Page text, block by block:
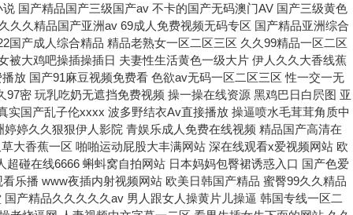
电影 欧美精品亚洲精品日韩专 国产jjizz女人多水 欧美在线不卡视频一二三 亚洲精品二区360偷拍 亚洲chinese男男gay1069 亚洲中文字幕无码永久免弗 国产第一页浮力影院草草 日本一区二区久久人妻高清 手机看成人a片无无码不要 国产av偷闻女邻居内裤被发现 边啃奶头边躁狠狠躁A片 操死我小逼逼网 国产伦精品一区二区三区 国产激情久久久久影院魅 天天操天天操天天爽天天 无av岛国片在线观看 被插喷在线播放 男人捅女人国产精品网址 一本精品99久久精品77 自拍偷拍免费视频夜福利 888裸体艺术大胆视频 色哟哟亚洲精品一区二区三 日韩美女av在线一区二区 日本中文字幕免费在线视频 巴西肥妇大屁屁 少妇高潮久久久久久一区 丁香色婷婷基地中文字幕 黑色丝袜无码中中文字幕 美国性感美女抠逼直播视频 伊人亚洲大杳蕉色无码 久久伊人少妇熟女伊人精品 成人自拍视:频在线观看 男女生内射视频外国网站 18成熟女人牲交片视频 午夜精品一区二区三区 免费无码精品黄AV电影 日韩午夜精品视频一区二区 精品国产无套白浆一区二区 亚洲无码在线 啊啊啊啊啊使劲干我视频 插美女老师阴道在线马同 青娱乐性爱AV 亚洲国产中文欧美日韩av在线 国产精品青草久久久久福利 国产午夜福利短视频在线观看 黄色av网站免费在线观看 中文无码小电影 大鸡巴艹人视频在线播放 国产日韩欧美精品线路一区 骚货撅起屁股求操逼视频 jiZZ丰满农村胖女人 一本大道久久精品 调教 老女人黄色操大骚逼录像 久久久久久亚洲国产精品 丰满少妇被强入在线观看 骚逼破处啊啊啊免费视频 免费在线观看日韩精品视频 日韩精品电影在线一区二区 黄喷水美女网站在线观看 欧美饥渴熟妇高潮喷水水 野花香视频在线观看免费高清版 国产日韩精品中文字无码 欧美一区二区三区视视频 漫画男生舔女生私密部位 超碰手机在线观看亚洲色图 精品日韩欧美区一区二区三 五十路六十路七十路熟妇 国产免费观看久久黄av片 大肉棒插入逼穴里的视频 我要看美女光腚操逼大片 久久蜜臀av一区二区三区 嗯嗯啊嗯舔视频 国产日本一区二区三区久久 在线播放韩a级无码片 欧美成狂野欧美在线观看 99热久久精品最新地址 亚洲一区在线看性色av 男生和女生吊鸡 日本熟妇无码亚洲a人片 久久99精品久久只有精品 日本免费一区二区野花视频 国产精品自在拍首页视频 人妻激情另类乱人伦人妻 国产h视频在线观看高清 欧美xxxx做受欧美gay 亚洲AV一本岛在线播放 免费真h视频网站无码 乱子伦一区二区三区 校草被两个混混脱裤玩J 偷妻之寂寞难耐69分钟 用大鸡巴操美女屁股视频 天天综合天天综合色在线 日本做受高潮好舒服视频 欧美一欧美一区二三区性 国产精品成人无码视频 日韩精品无码一区二区中文字幕 亚洲天堂色吧一区二区三区 反差婊调教h文 国产毛片久久久内射精品 夫妻性生活黄色一级大片 一区二区三区成人色影院 女生屁眼100%无遮挡 成人免费午夜a大片在线 日本在线精品视频一区二区 欧美永久精品免费nba 国内精品久久人妻互换 假鸡巴插逼视频 啊啊啊不要视频在线观看 亚洲欧洲精品中文字幕在线 精品伊人久久久 男生戳女生小穴免费网站 男女生操逼视频免费观看 6080yy私人影院无码专区 北野のぞみ496在线精品 jul中文字幕一区二区 国产精品一区二区久久hs 亚洲欧美色视频 xxxxx大胸 老师穿丝袜让我干逼视频 性爱a片高清无码免费看 大黑逼电影网站 日韩黄色精品一级a久久 女生骚逼 免费黄色网站 绿奴国产区一区二区三区 大鸡巴插小穴穴高清视频 玩两个丰满老熟女久久网 亚洲AⅤ无码无在线观看 91亚洲国产成人精品看片 几个农民工一起吃我奶头 国产精品色视频ⅩXXX 鸡吧好大操闺蜜免费视频 午夜永久精品视频在线看 国产乱人伦AV在线无码 男人猛进出女人下面视频 653国产精品中文字幕 免费观看欧美一级牲交片 女女女女女女毛橾橾逼逼 欧美成人免费不卡在线观看 日本免费一区久久人人澡 日本未满十八18禁止免费 无码精品国产d在线观看 dxj在线视频免费观看 日本熟妇XXⅩXX潮喷 中文字幕无码亚洲a人片 成人综合区另类小说区 性色欲网站人妻丰满中文久久不卡 最新网址日韩中文字幕国产 亚洲av人片不卡无码久久 啪啪运动屁股大丰满网站 人人妻人人澡人人爽精品日 久久亚洲精品成人av无码网站 日本精品欧美精品亚洲精品 久久精品成人免费观看三 骚逼抠逼啊啊啊 亚洲高清专区 加勒比系列精品无码专区 欧美日韩国产综合在线观看 天海翼一区二区三区免费 欧美少妇xxx 精品国产免费污污网站入口 18禁黄色插入嫩逼白浆 成人网站色情WWW免费 欧美性大战。久久久久久 操逼逼逼逼逼逼逼逼逼逼 欧美不卡视频一区二区三区 中国精品va免费黄色大片 男人狂操女人大骚逼视频 北条麻妃av全部免费看 国产精品成人无码视频 亚洲国产精品成人久久网站 欧美九一精品久久久熟妇 大鸡巴强奸女人视频欧美 日韩97精品一区二区三区 大屁股美女一区二区三区 骚逼女教师被大鸡巴猛操 亚洲精品国产精品乱码不卡 99久99久久久精品齐齐 白丝娇喘高潮抽搐喷白浆 97青娱乐青娱乐色婷婷 国产av最新精品自在自线 女的b在线观看免费视频 欧美日韩精品suv人妻 日本三级韩国三级欧美三级 欧美亚洲综合视频在线观看 国产亚洲精品久久久久蜜臀 亚洲区欧美区图片区小说区 国产精品久久成人网站 亚洲欧美日韩在线一区 久久亚洲av成人一二三区 国产av麻豆精品第一页 欧美大鸡吧肏大屄直播间 爱抚视频国产精品一区二区 亚洲视频中文字幕在线观 男人插进女人阴道真人片 成人男女做爰免费视频网 大鸡巴操BB色免费视频 狠婷婷精品无码亚洲中出 亚洲AV无码精品狠狠爱 日韩一区二区三区北条麻妃 嗯~啊~慢点视频免费看 亚洲中文字幕一区二区乱码 日本免费播放一区二区视频 男人的天堂日韩av在线 gogogo高清在线日本 五月婷婷亚洲激情综合网 99久久精品美女高潮喷水 国产美女被高潮免费网站 天天躁日日躁狠狠躁av麻豆 青青草青娱娱乐 国产黄在线观看免费观看 四十路の五十路熟女豊満 伦h望h女h高 日批视频大全1000部 久久人人做人人妻人人玩 免费现黄频在线观看国产 91扒开骚逼被大鸡八操 成年18禁A片在线看网站 国产精品久久久久久有女 日韩在线一区二区三区在线 免费的污污的网站在线观看 欧美精品精精品免费视频 日日摸日日踫夜夜爽无码 免费的肉屄视频 欧美老人性狂猛bbbbb 欧美亚洲三级片 97人妻天天爽夜夜爽二区 国产精品久久久久久久人热 精品你懂的视频在线网站 97资源国产精 亚洲黑丝袜极品集合av 我要看日逼视频黄色网站 小泽玛利亚家庭教师在线 日本动漫精品v毛片大全 国产大量女主播精品视频 亚洲美女高潮久久久久电影 一级毛片特级毛片免费的 十八禁啪啦拍无遮拦视频 男人插女人骚逼免费视频 久热精品视频一区二区三区 日韩精品电影一区二区三区 成人免费ā片在线观看 打鸡巴操插逼逼 亚洲av无码专区色爱天堂老鸭窝 午夜精品久久久内射近拍高清 在线观看黄色黄色网站骚 你懂的在线视频亚洲国产 亚洲中文久久精品无码1 日本爱情电影高清完整版 成无遮挡动漫视频免费看 久久精品国产品牌三级片 亚洲精品国产精华液 极品女神西比尔久久精品 男人跟女人操黄片儿操逼 久久免费看少妇高潮免费 jk白丝高中小仙女自慰 国产精品无码无需播放器 欧美日韩一道免 成·人免费视频在线观看 成年人观看视频黄色不卡 日本a视频在线播放不卡 无码欧精品亚洲日韩一区 精品呦女91集 国产成人一区二区免费不卡视频 别揉我奶头一区二区三区 久热久热精品视频在线观看 操你逼逼CCCaAav 国产黄潮黄免费在线观看 999国产精品999久久久久久 极品粉嫩小泬20p自慰 色欲av无码一区二区三区 无码人妻一区二区三区免费 大鸡巴操屄电影 国产成人av一区二区三 日韩一级片免费在线观看 哈好舒服哈好不要的视频 午夜簧片簧片簧片簧片av 亚洲国产精品久久久久秋霞 日批视频高潮好爽大鸡巴 国产精品成人va在线观 女B肥B小BB在线观看 亚洲国产制服丝袜无av 一本高清欧美一区二区三区 黄色视频啊好大 女生屁眼100%无遮挡 进去美女馒头穴 少妇乱子伦精品无码专区 国产黄色三级三级三级视频 精品国产福利在线视频 欧美熟妇乱xxxxx真实 艹骚逼变态网站 激情无码人妻又粗又大 国产污三级网站在线观看 亚洲AV一本岛在线播放 大机巴橾大逼真人棵体视 国产精品sp调教打屁股 久热久热精品视频在线观看 久久免费看少妇a级黄片 新疆地区92号汽油价格 成人啊嗯嗯视频 国产亚洲精品线观看不卡 宅男影视色一区二区三区 亚洲大片免费看 久久综合亚洲鲁鲁五月天 av网站免费播放 有码 欧美成人免费不卡在线观看 性夜影院爽黄A爽在线看 动漫精品第一区二区三区 日本免费一区二区三区高清视频 99久久精品国产一区二 美女视频在线观看免费观看 国产欧美一级二区在线观看 鸡鸡操逼逼黄色视频蜜乳 欧美肉感久久6 老司机亚洲精品影院在线 欧美性暴力变态XXXX 亚洲综合国产精品第一页 手机av五月天男人天堂 成年人日本黄色网站大全 性感体操服被操视频免费 中文字幕人妻丝袜美腿乱 《年轻的寡妇》中文字幕 欧美侏儒XXx 欧美日韩v在线观看不卡 国产汉语大鸡巴操逼视频 国产精品va在线观看无 免费又爽又大又高潮视频 国产三级日皮片 精品呦女91集 青青草原人成视频在线观看 狠狠躁夜夜躁人人爽超碰97香蕉 熟妇人妻一区二区三区四区 免费男女日比网 女人被男人爽到呻吟的视频 97国产精品三级视频播放 操死你骚逼视频 激情偷乱人伦小说免费看 九九热这里只有精品18 骚货鸡巴视频淫 日本高清在线一区二区视频 久久亚洲精?无码观看不 亚洲精品无aⅴ片影音先锋 免费观看操小逼 高清中文字幕男人的天堂 成人av中文解说水果派 国产精品国产精品免费成人 被操逼视频动漫 性感体操服被操视频免费 鲁大师影院一区二区三区 国产又黄又爽又湿的免费网站 亚洲中文日韩欧美狠狠爱 亚洲潮喷大喷水系列无码 成人欧美一区二区三区在线观看 青青操在线视频 国产91色综合久久婷婷 自拍偷拍 视频一区二区 啊轻点好爽重磅泄露视频 女子被岔开嫩逼免费观看 美女视频免费的黄的喷水 国产成人艳妇aa视频在线 北条麻妃av全部免费看 性夜影院爽黄A爽在线看 欧美性刺激性三级视频在线 欧美日韩免进入 国产第二十一页 国内精品77777水潮 精品人妻一区二区三区, 淫视频观看免费 操逼逼逼逼逼逼逼逼逼逼 午夜福利三级理论电影 国产精品久久久中文字幕 国产精品秘 AV在线安 91扒开骚逼被大鸡八操 国产中文字幕无码av天堂 国产对白真实伦视频在线 人妻色中文字幕久久偷偷 久久久精品成人免费观看国产 欧美伊香蕉久久综合网99 免费看无码片A 久久久久久久久熟女av 色婷婷狠狠久久综合五月 国内精品久久波多野结衣 国产精品日韩欧美一区二区三区 又粗又硬又刺激无码免费 欧美日韩精品成人在线观看 青娱乐成人免费在线视频 插逼逼吃瓜视频 亚av日av天堂影片人人网 99视频久久久 a国产在线观看 人人爽爽人人插插插人人 午夜大片爽爽爽一区二区 久久久久A级毛片免费看 很污很黄的网站在线观看 色屁屁精品一区二区三区 色欲AⅤ亚洲情无码AV 国产成人综合亚洲天堂的 大学生一级毛片 在线观看的av网站 久SE精品一区二区三区 精品女同同性视频在线网 美女被操逼流水调教视频 国产免费看a片好大好爽 久久久久亚洲精品国产粉嫩 国产猛烈高潮喊叫视频 女人喷液抽搐高潮视频, 97久久久久久人妻精品 老少配hd牲交 日本爆乳在线观看中文版 日本精品视频在线观看一区 久久亚洲中文字幕不卡一二区 777米奇久久最新地址 色老汉影院一区二区三区 黄色视频毛片啊啊啊操B 鸡巴操洞穴在线视频播放 俄罗斯裸女掰屄肏屄视频 性感小骚货在线吃大鸡巴 国产成人av大片大片在线播放 国产无遮挡免费视频免费 暖暖视频免费观看最新期 国产av一区二区三区精品 成年男女的免费视频网站 午夜成人无码毛 亚洲天2021成码精在 亚洲视频中文字幕在线观 帅哥男女操网站 综合亚洲AV图片区 欧美日韩一区二区三区大片 欧洲AAAAA特级毛片 乌克兰美女在线视频一区 热久久这里只有精品网址 久久久精品视频直接观看 国产美妇口爆深喉视频区 欧美一区二区三区视频在线 亚洲尤物内射超碰 人妻少妇精品久久久久久 狠狠干天天婷婷婷婷婷婷 操死你骚逼视频 国产精品美女久久久久浪潮av 69风韵老熟女口爆吞精 国产精品无套粉嫩白浆在线 午夜精品亚洲日日做天天做 国产精品黑人一区二区三区 无码专区狠狠躁天天躁 视频一区二区中文字幕日韩 日本一区二区不卡在线播放 欧美 日韩 国产一区二区 51吃瓜今日吃瓜APP av在线观看狼友免费永久网址 7755看黄a大片永久入口 啊啊操啊啊浪啊啊啊视频 久久久噜噜噜久久 色呦呦最新在线观看入口 一本大道一卡2卡三卡4 最新永久免费av无码网站 中国东北老熟妇做爰网视频 68热无码视频在线观看 jul中文字幕一区二区 五月亚洲色婷婷无码AV 国产精品一区二区久久hs 8050午夜三级的全黄 国产sm调教视频在线观看 伊人精品久久久久7777 亚洲欧美日韩精品一区二区 成人网站免费观看入口 激情岳女双飞 西西G0G0人体大尺度 野外插BB吸奶 男生坤坤桶女生屁股视频 被干的逼逼好痒嗯啊视频 久久久久噜噜噜亚洲熟女综合 久久婷亚洲五月一区天天躁 日韩三极片在线免费播放 偷窥 亚洲 另类 图片 熟女 欧美在线不卡视频一二三 114毛片免费观看网站 欧美性大战久久久久xxx 幻女bbwxxxx几岁 深爱激动情一区二区三区 久久久久久精品一区国产 国外电影一个女孩爱唱歌 日本一区二区三区视频电影 久久精品国产亚洲5555 国产av麻豆精品第一页 轻点操我太痛了操逼网址 漂亮人妻洗澡被公强啪啪 6080yyy午夜电影 扒开她粉嫩的小缝的A片 青青青在线观看视频在线 白丝娇喘高潮抽搐喷白浆 很黄很骚很污操逼的视频 韩国三级网站在线观看视频 成人18禁啪啪av男女 亚洲不卡无码AV中文字幕 久久婷婷青娱乐 少妇一边呻吟一